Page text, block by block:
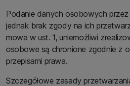
Podanie danych osobowych
jednak brak zgody na ich
mowa w ust. 1, uniemożliwi
osobowe są chronione zgodnie z
przepisami prawa.
Szczegółowe zasady